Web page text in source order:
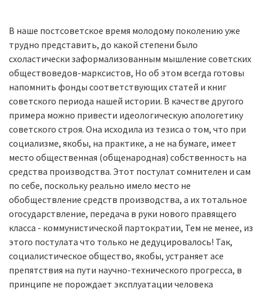
В наше постсоветское время молодому поколению уже
трудно представить, до какой степени было
схоластически заформализованным мышление совет­ских
обществоведов-марксистов, Но об этом всегда готовы
напомнить фонды соответствующих статей и книг
советского периода нашей истории. В качестве другого
примера можно привести идеологическую апологетику
советского строя. Она исходила из тезиса о том, что при
социализме, якобы, на практике, а не на бумаге, имеет
место общественная (общенародная) собственность на
средства производства. Этот постулат сомнителен и сам
по себе, поскольку ре­ально имело место не
обобществление средств производства, а их тотальное
огосударствление, передача в руки нового правящего
класса - коммунистиче­ской партократии, Тем не менее, из
этого постулата что только не дедуцирова­лось! Так,
социалистическое общество, якобы, устраняет асе
препятствия на пу­ти научно-технического прогресса, в
принципе не порождает эксплуатации че­ловека